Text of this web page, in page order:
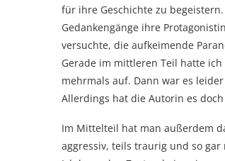
für ihre Geschichte zu
Gedankengänge ihre
versuchte, die aufkeimende
Gerade im mittleren Teil hatte
mehrmals auf. Dann war es
Allerdings hat die Autorin es
Im Mittelteil hat man außerdem
aggressiv, teils traurig und so